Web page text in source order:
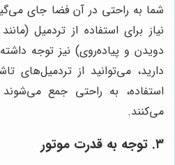
شما به راحتی در آن فضا جای
نیاز برای استفاده از تردمیل
دویدن و پیاده‌روی) نیز توجه
دارید، می‌توانید از تردمیل‌های
استفاده، به راحتی جمع
می‌کنند.
۳. توجه به قدرت موتور